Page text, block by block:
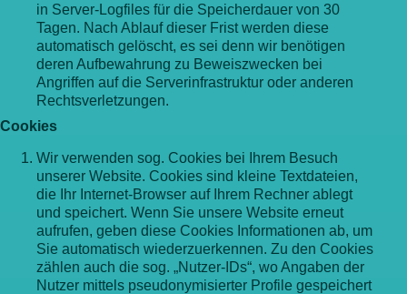
in Server-Logfiles für die Speicherdauer von 30
Tagen. Nach Ablauf dieser Frist werden diese
automatisch gelöscht, es sei denn wir benötigen
deren Aufbewahrung zu Beweiszwecken bei
Angriffen auf die Serverinfrastruktur oder anderen
Rechtsverletzungen.
Cookies
Wir verwenden sog. Cookies bei Ihrem Besuch
unserer Website. Cookies sind kleine Textdateien,
die Ihr Internet-Browser auf Ihrem Rechner ablegt
und speichert. Wenn Sie unsere Website erneut
aufrufen, geben diese Cookies Informationen ab, um
Sie automatisch wiederzuerkennen. Zu den Cookies
zählen auch die sog. „Nutzer-IDs“, wo Angaben der
Nutzer mittels pseudonymisierter Profile gespeichert